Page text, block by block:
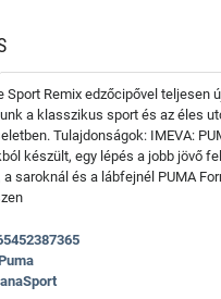
Sport Remix edzőcipővel teljesen
a klasszikus sport és az éles
Tulajdonságok: IMEVA:
készült, egy lépés a jobb jövő
a saroknál és a lábfejnél PUMA